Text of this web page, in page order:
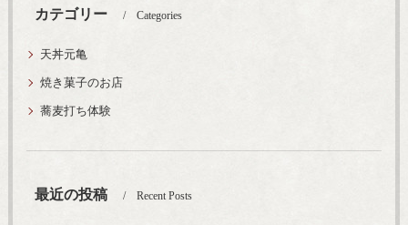
カテゴリー Categories
天丼元亀
焼き菓子のお店
蕎麦打ち体験
最近の投稿 Recent Posts